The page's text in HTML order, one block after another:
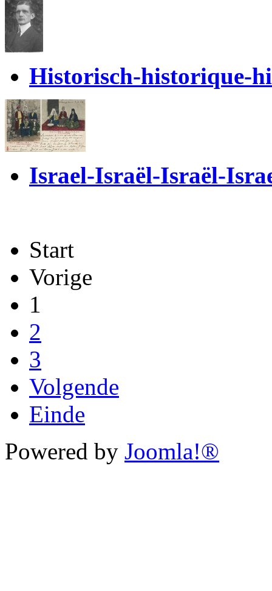
Historisch-historique-
Israel-Israël-Israël-
Start
Vorige
1
2
3
Volgende
Einde
Powered by Joomla!®